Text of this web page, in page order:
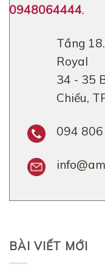
0948064444.
Tầng
Royal
34 - 35
Chiếu,
094
BÀI VIẾT MỚI